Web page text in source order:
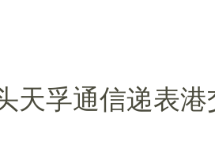
天孚通信递表